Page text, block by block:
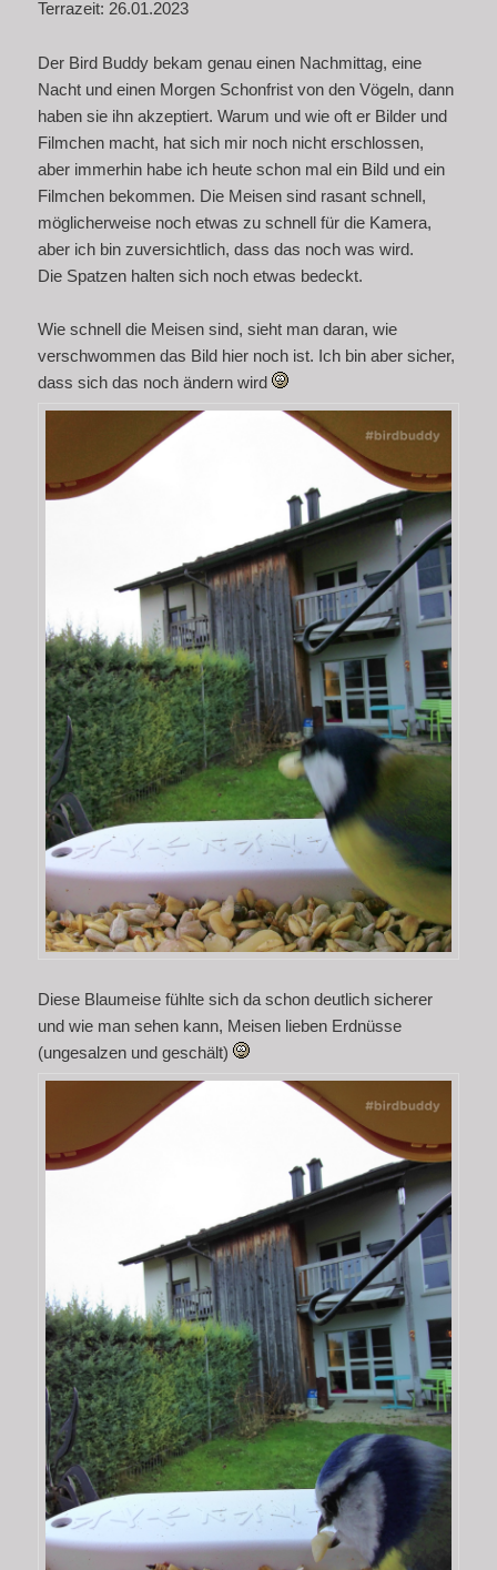
Terrazeit: 26.01.2023
Der Bird Buddy bekam genau einen Nachmittag, eine
Nacht und einen Morgen Schonfrist von den Vögeln, dann
haben sie ihn akzeptiert. Warum und wie oft er Bilder und
Filmchen macht, hat sich mir noch nicht erschlossen,
aber immerhin habe ich heute schon mal ein Bild und ein
Filmchen bekommen. Die Meisen sind rasant schnell,
möglicherweise noch etwas zu schnell für die Kamera,
aber ich bin zuversichtlich, dass das noch was wird.
Die Spatzen halten sich noch etwas bedeckt.
Wie schnell die Meisen sind, sieht man daran, wie
verschwommen das Bild hier noch ist. Ich bin aber sicher,
dass sich das noch ändern wird
Diese Blaumeise fühlte sich da schon deutlich sicherer
und wie man sehen kann, Meisen lieben Erdnüsse
(ungesalzen und geschält)